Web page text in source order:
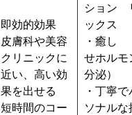
即効的効果
皮膚科や美容
クリニックに
近い、高い効
果を出せる
短時間のコー
ション　
ックス
・癒し　
せホルモ
分泌）
・丁寧で
ソナルな